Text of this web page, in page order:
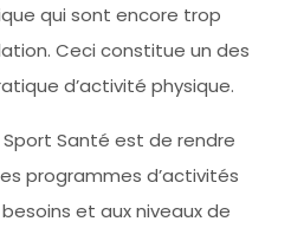
qui sont encore trop
Ceci constitue un des
d’activité physique.
Santé est de rendre
programmes d’activités
et aux niveaux de